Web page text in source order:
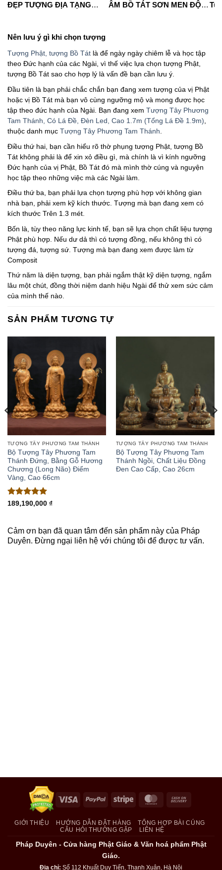
ĐẸP TƯỢNG ĐỊA TẠNG
#tuongphat
ÂM BỒ TÁT SƠN MEN ĐỘ
Nên lưu ý gì khi chọn tượng
Tượng Phật, tượng Bồ Tát là để ngày ngày chiêm lễ và học tập
theo Đức hạnh của các Ngài, vì thế việc lựa chọn tượng Phật,
tượng Bồ Tát sao cho hợp lý là vấn đề bạn cần lưu ý.
Đầu tiên là bạn phải chắc chắn bạn đang xem tượng của vị Phật
hoặc vị Bồ Tát mà bạn vô cùng ngưỡng mộ và mong được học
tập theo đức hạnh của Ngài. Bạn đang xem Tượng Tây Phương
Tam Thánh, Có Lá Đề, Đèn Led, Cao 1.7m (Tổng Lá Đề 1.9m)
thuộc danh mục Tượng Tây Phương Tam Thánh
Điều thứ hai, bạn cần hiểu rõ thờ phụng tượng Phật, tượng Bồ
Tát không phải là để xin xỏ điều gì, mà chính là vì kính ngưỡng
Đức hạnh của vị Phật, Bồ Tát đó mà mình thờ cúng và nguyện
học tập theo những việc mà các Ngài làm.
Điều thứ ba, bạn phải lựa chọn tượng phù hợp với không gian
nhà bạn, phải xem kỹ kích thước. Tượng mà bạn đang xem có
kích thước Trên 1.3 mét.
Bốn là, tùy theo năng lực kinh tế, bạn sẽ lựa chọn chất liệu tượng
Phật phù hợp. Nếu dư dả thì có tượng đồng, nếu không thì có
tượng đá, tượng sứ. Tượng mà bạn đang xem được làm từ
Composit
Thứ năm là diện tượng, bạn phải ngắm thật kỹ diện tượng, ngắm
lâu một chút, đồng thời niệm danh hiệu Ngài để thử xem sức cảm
của mình thế nào.
SẢN PHẨM TƯƠNG TỰ
TƯỢNG TÂY PHƯƠNG TAM THÁNH
Bộ Tượng Tây Phương Tam
Thánh Đứng, Bằng Gỗ Hương
Chương (Long Não) Điểm
Vàng, Cao 66cm
Được xếp
189,190,000 ₫
TƯỢNG TÂY PHƯƠNG TAM THÁNH
Bộ Tượng Tây Phương Tam
Thánh Ngồi, Chất Liệu Đồng
Đen Cao Cấp, Cao 26cm
Cảm ơn bạn đã quan tâm đến sản phẩm này của Pháp
Duyên. Đừng ngại liên hệ với chúng tôi để được tư vấn.
Visa PayPal Stripe MasterCard
Delivery
GIỚI THIỆU HƯỚNG DẪN ĐẶT HÀNG
TỔNG HỢP BÀI CÚNG
CÂU HỎI THƯỜNG GẶP
LIÊN HỆ
Pháp Duyên - Cửa hàng Phật Giáo & Văn hoá phẩm Phật
Giáo.
Địa chỉ: Số 112 Khuất Duy Tiến, Thanh Xuân, Hà Nội